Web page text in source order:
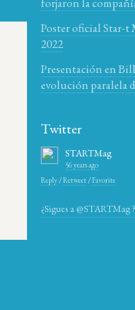
Poster oficial Star-t
2022
Presentación en
evolución paralela
Twitter
STARTMag
56 years ago
Reply/Retweet/Favorite
¿Sigues a @STARTMag ?